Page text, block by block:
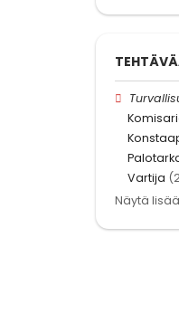
Vartija
Näytä